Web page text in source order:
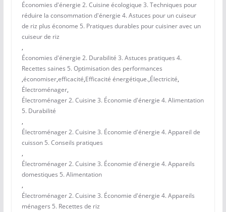
Économies d'énergie 2. Cuisine écologique 3. Techniques pour
réduire la consommation d'énergie 4. Astuces pour un cuiseur
de riz plus économe 5. Pratiques durables pour cuisiner avec un
cuiseur de riz
,
Économies d'énergie 2. Durabilité 3. Astuces pratiques 4.
Recettes saines 5. Optimisation des performances
,économiser,efficacité,Efficacité énergétique.,Électricité,
Électroménager,
Électroménager 2. Cuisine 3. Économie d'énergie 4. Alimentation
5. Durabilité
,
Électroménager 2. Cuisine 3. Économie d'énergie 4. Appareil de
cuisson 5. Conseils pratiques
,
Électroménager 2. Cuisine 3. Économie d'énergie 4. Appareils
domestiques 5. Alimentation
,
Électroménager 2. Cuisine 3. Économie d'énergie 4. Appareils
ménagers 5. Recettes de riz